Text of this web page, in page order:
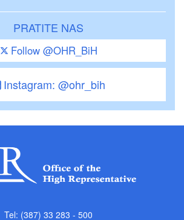
PRATITE NAS
Follow @OHR_BiH
Instagram: @ohr_bih
Tel: (387) 33 283 - 500